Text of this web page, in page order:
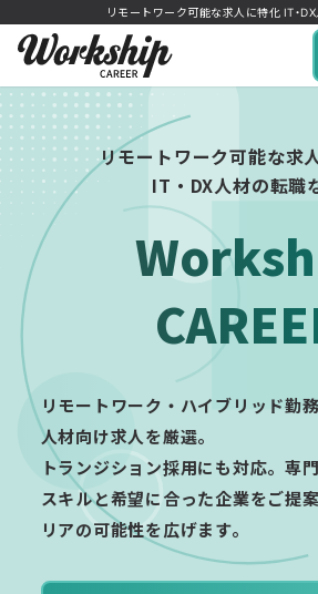
リモートワーク可能な求人に特化 IT・
リモートワーク可能な求
IT・DX人材の転職
リモートワーク・ハイブリッド勤
人材向け求人を厳選。
トランジション採用にも対応。専
スキルと希望に合った企業をご提
リアの可能性を広げます。